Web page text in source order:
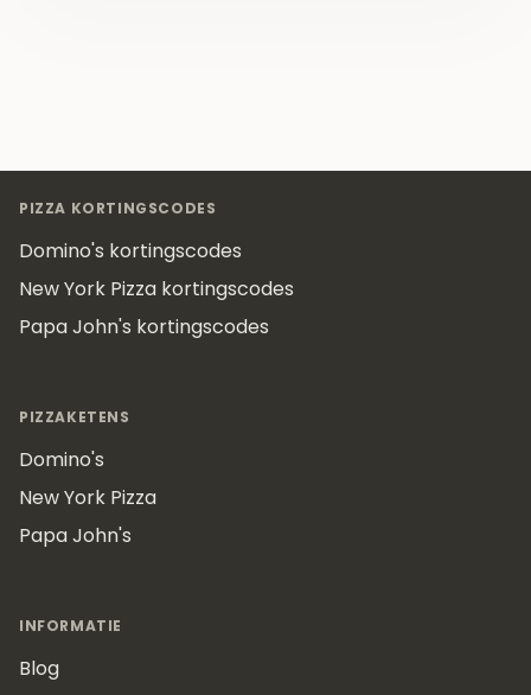
PIZZA KORTINGSCODES
Domino's kortingscodes
New York Pizza kortingscodes
Papa John's kortingscodes
PIZZAKETENS
Domino's
New York Pizza
Papa John's
INFORMATIE
Blog